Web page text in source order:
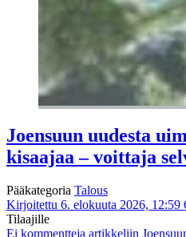
Joensuun uudesta
kisaajaa – voittaja
Pääkategoria Talous
Kirjoitettu 6. elokuuta 2026, 12:59
Tilaajille
Ei kommentteja artikkeliin